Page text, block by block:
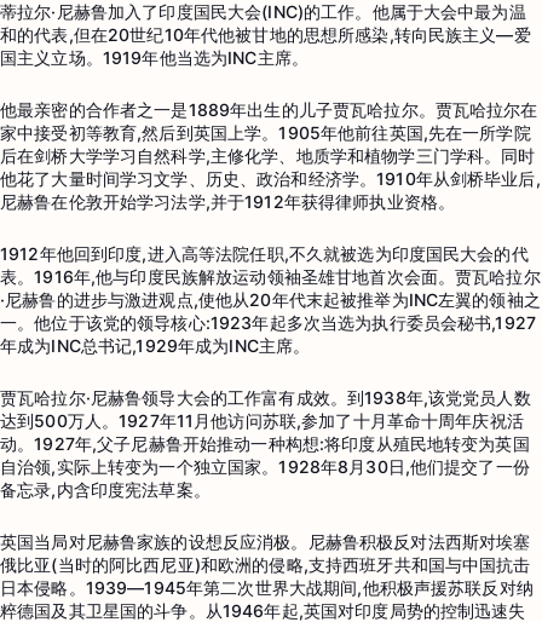
蒂拉尔·尼赫鲁加入了印度国民大会(INC)的工作。他属于大会中最为温
和的代表,但在20世纪10年代他被甘地的思想所感染,转向民族主义—爱
国主义立场。1919年他当选为INC主席。
他最亲密的合作者之一是1889年出生的儿子贾瓦哈拉尔。贾瓦哈拉尔在
家中接受初等教育,然后到英国上学。1905年他前往英国,先在一所学院
后在剑桥大学学习自然科学,主修化学、地质学和植物学三门学科。同时
他花了大量时间学习文学、历史、政治和经济学。1910年从剑桥毕业后,
尼赫鲁在伦敦开始学习法学,并于1912年获得律师执业资格。
1912年他回到印度,进入高等法院任职,不久就被选为印度国民大会的代
表。1916年,他与印度民族解放运动领袖圣雄甘地首次会面。贾瓦哈拉尔
·尼赫鲁的进步与激进观点,使他从20年代末起被推举为INC左翼的领袖之
一。他位于该党的领导核心:1923年起多次当选为执行委员会秘书,1927
年成为INC总书记,1929年成为INC主席。
贾瓦哈拉尔·尼赫鲁领导大会的工作富有成效。到1938年,该党党员人数
达到500万人。1927年11月他访问苏联,参加了十月革命十周年庆祝活
动。1927年,父子尼赫鲁开始推动一种构想:将印度从殖民地转变为英国
自治领,实际上转变为一个独立国家。1928年8月30日,他们提交了一份
备忘录,内含印度宪法草案。
英国当局对尼赫鲁家族的设想反应消极。尼赫鲁积极反对法西斯对埃塞
俄比亚(当时的阿比西尼亚)和欧洲的侵略,支持西班牙共和国与中国抗击
日本侵略。1939—1945年第二次世界大战期间,他积极声援苏联反对纳
粹德国及其卫星国的斗争。从1946年起,英国对印度局势的控制迅速失